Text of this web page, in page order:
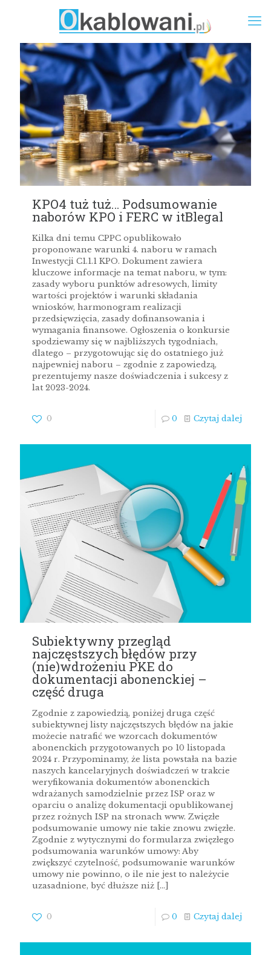
KPO4 tuż tuż… Podsumowanie
naborów KPO i FERC w itBlegal
Kilka dni temu CPPC opublikowało
proponowane warunki 4. naboru w ramach
Inwestycji C1.1.1 KPO. Dokument zawiera
kluczowe informacje na temat naboru, w tym:
zasady wyboru punktów adresowych, limity
wartości projektów i warunki składania
wniosków, harmonogram realizacji
przedsięwzięcia, zasady dofinansowania i
wymagania finansowe. Ogłoszenia o konkursie
spodziewamy się w najbliższych tygodniach,
dlatego – przygotowując się do ostatniego już
najpewniej naboru – zgodnie z zapowiedzą,
prezentujemy nasze doświadczenia i sukcesy z
lat 2023-2024.
0 0 Czytaj dalej
Subiektywny przegląd
najczęstszych błędów przy
(nie)wdrożeniu PKE do
dokumentacji abonenckiej –
część druga
Zgodnie z zapowiedzią, poniżej druga część
subiektywnej listy najczęstszych błędów na jakie
możecie natrafić we wzorcach dokumentów
abonenckich przygotowanych po 10 listopada
2024 r. Przypominamy, że lista powstała na bazie
naszych kancelaryjnych doświadczeń w trakcie
weryfikowania dokumentów abonenckich
wdrażanych samodzielnie przez ISP oraz w
oparciu o analizę dokumentacji opublikowanej
przez rożnych ISP na stronach www. Zwięzłe
podsumowanie umowy nie takie znowu zwięzłe.
Zgodnie z wytycznymi do formularza zwięzłego
podsumowania warunków umowy: Aby
zwiększyć czytelność, podsumowanie warunków
umowy nie powinno, o ile nie jest to należycie
uzasadnione, być dłuższe niż […]
0 0 Czytaj dalej